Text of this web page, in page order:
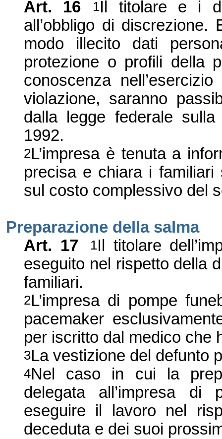
Art. 16 1Il titolare e i
all ’obbligo di discrezione.
modo illecito dati
protezione o profili della
conoscenza nell ’
violazione, saranno
dalla legge federale
1992.
2L’impresa è tenuta a
precisa e chiara i
sul costo complessivo del
Preparazione della salma
Art. 17 1Il titolare dell ’
eseguito nel rispetto della
familiari.
2L’impresa di pompe
pacemaker
per iscritto dal medico che
3La vestizione del defunto
4Nel caso in cui la
delegata all’impresa di
eseguire il lavoro nel
deceduta e dei suoi